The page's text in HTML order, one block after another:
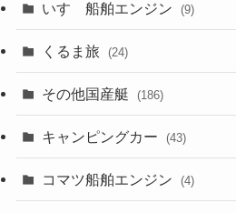
いすゞ船舶エンジン (9)
くるま旅 (24)
その他国産艇 (186)
キャンピングカー (43)
コマツ船舶エンジン (4)